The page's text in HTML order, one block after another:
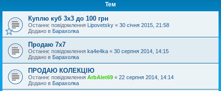
Тем
Куплю куб 3х3 до 100 грн
Останнє повідомлення Lipovetsky « 30 січня 2015, 21:58
Додано в Барахолка
Продаю 7х7
Останнє повідомлення ka4e4ka « 30 серпня 2014, 14:15
Додано в Барахолка
ПРОДАЮ КОЛЕКЦІЮ
Останнє повідомлення ArbAlet69 « 22 серпня 2014, 14:14
Додано в Барахолка